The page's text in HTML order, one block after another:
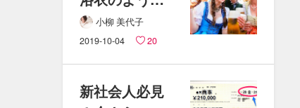
ドイツの​
民族衣装。​
可愛い​
「ディアンド
小柳 美代子
2019-10-04
20
新社会人必見